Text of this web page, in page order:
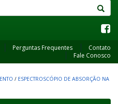
Perguntas Frequentes
Contato
Fale Conosco
/ ESPECTROSCÓPIO DE ABSORÇÃO NA